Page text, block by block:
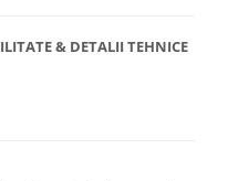
& DETALII TEHNICE